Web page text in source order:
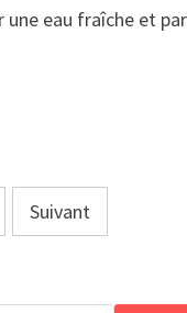
une eau fraîche et
Suivant